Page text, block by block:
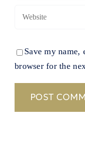
Save my
browser for the